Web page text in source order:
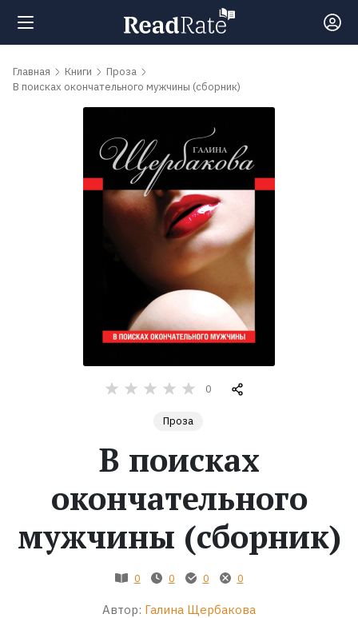
Поиск
Рейтинги
Экранизации
Коллекции
Главная Книги
Проза
В поисках окончательного мужчины (сборник)
0
Проза
В поисках
окончательного
мужчины (сборник)
0 0 0 0
Автор: Галина Щербакова